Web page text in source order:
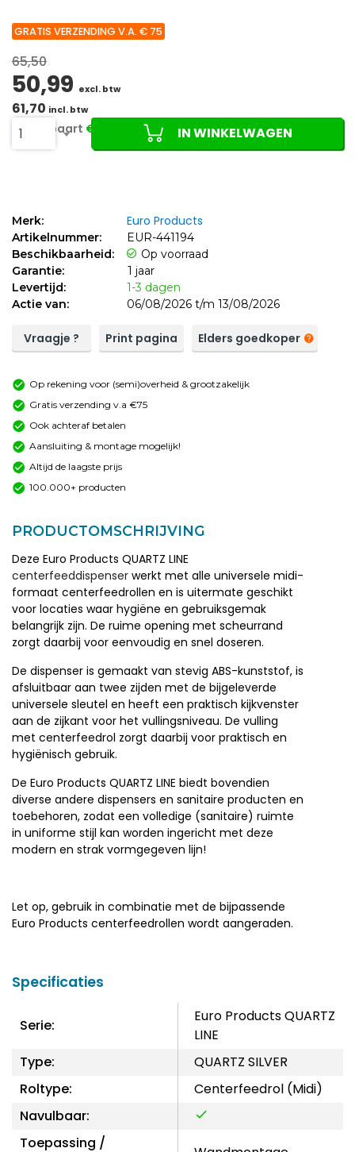
GRATIS VERZENDING V.A. € 75
65,50
50,99 excl. btw
61,70 incl. btw
Je bespaart €14,51 (22%)
1 IN WINKELWAGEN
Merk: Euro Products
Artikelnummer:
EUR-441194
Beschikbaarheid:
Op voorraad
Garantie:
1 jaar
Levertijd:
1-3 dagen
Actie van:
06/08/2026 t/m 13/08/2026
Vraagje ? Print pagina Elders goedkoper
Op rekening voor (semi)overheid & grootzakelijk
Gratis verzending v.a €75
Ook achteraf betalen
Aansluiting & montage mogelijk!
Altijd de laagste prijs
100.000+ producten
PRODUCTOMSCHRIJVING
Deze Euro Products QUARTZ LINE
centerfeeddispenser werkt met alle universele midi-
formaat centerfeedrollen en is uitermate geschikt
voor locaties waar hygiëne en gebruiksgemak
belangrijk zijn. De ruime opening met scheurrand
zorgt daarbij voor eenvoudig en snel doseren.
De dispenser is gemaakt van stevig ABS-kunststof, is
afsluitbaar aan twee zijden met de bijgeleverde
universele sleutel en heeft een praktisch kijkvenster
aan de zijkant voor het vullingsniveau. De vulling
met centerfeedrol zorgt daarbij voor praktisch en
hygiënisch gebruik.
De Euro Products QUARTZ LINE biedt bovendien
diverse andere dispensers en sanitaire producten en
toebehoren, zodat een volledige (sanitaire) ruimte
in uniforme stijl kan worden ingericht met deze
modern en strak vormgegeven lijn!
Let op, gebruik in combinatie met de bijpassende
Euro Products centerfeedrollen wordt aangeraden.
Specificaties
Serie:
Euro Products QUARTZ
LINE
Type:
QUARTZ SILVER
Roltype:
Centerfeedrol (Midi)
Navulbaar:
Toepassing /